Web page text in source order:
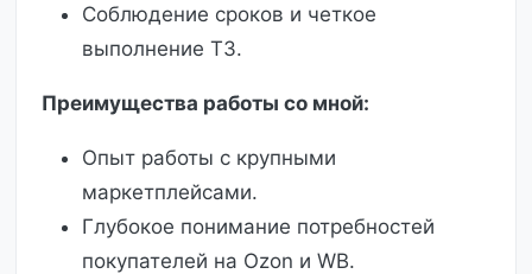
Соблюдение сроков и четкое
выполнение ТЗ.
Преимущества работы со мной:
Опыт работы с крупными
маркетплейсами.
Глубокое понимание потребностей
покупателей на Ozon и WB.